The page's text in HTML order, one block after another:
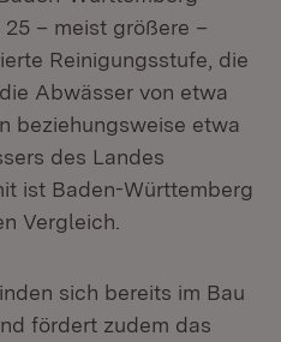
– meist größere –
Reinigungsstufe, die
Abwässer von etwa
beziehungsweise etwa
des Landes
ist Baden-Württemberg
Vergleich.
sich bereits im Bau
fördert zudem das